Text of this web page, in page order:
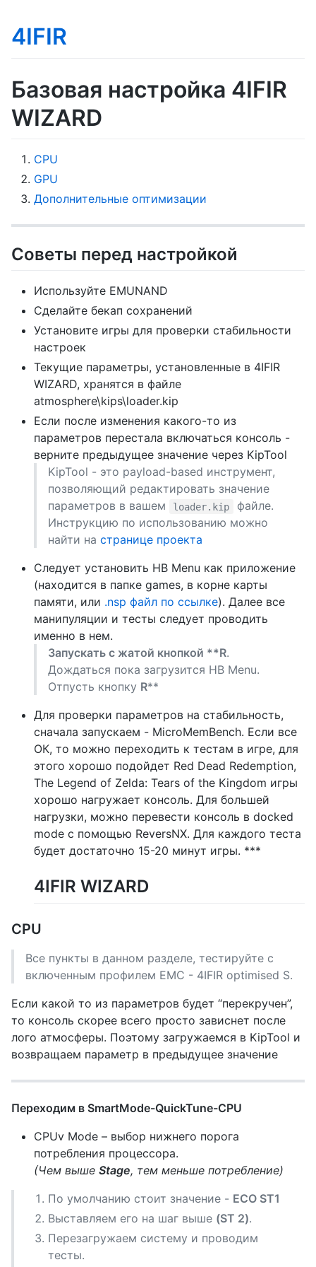
4IFIR
Базовая настройка 4IFIR
WIZARD
CPU
GPU
Дополнительные оптимизации
Советы перед настройкой
Используйте EMUNAND
Сделайте бекап сохранений
Установите игры для проверки стабильности
настроек
Текущие параметры, установленные в 4IFIR
WIZARD, хранятся в файле
atmosphere\kips\loader.kip
Если после изменения какого-то из
параметров перестала включаться консоль -
верните предыдущее значение через KipTool
KipTool - это payload-based инструмент,
позволяющий редактировать значение
параметров в вашем
loader.kip
файле.
Инструкцию по использованию можно
найти на странице проекта
Следует установить HB Menu как приложение
(находится в папке games, в корне карты
памяти, или .nsp файл по ссылке). Далее все
манипуляции и тесты следует проводить
именно в нем.
Запускать с жатой кнопкой **R.
Дождаться пока загрузится HB Menu.
Отпусть кнопку R**
Для проверки параметров на стабильность,
сначала запускаем - MicroMemBench. Если все
ОК, то можно переходить к тестам в игре, для
этого хорошо подойдет Red Dead Redemption,
The Legend of Zelda: Tears of the Kingdom игры
хорошо нагружает консоль. Для большей
нагрузки, можно перевести консоль в docked
mode с помощью ReversNX. Для каждого теста
будет достаточно 15-20 минут игры. ***
4IFIR WIZARD
CPU
Все пункты в данном разделе, тестируйте с
включенным профилем EMC - 4IFIR optimised S.
Если какой то из параметров будет “перекручен”,
то консоль скорее всего просто зависнет после
лого атмосферы. Поэтому загружаемся в KipTool и
возвращаем параметр в предыдущее значение
Переходим в SmartMode-QuickTune-СPU
CPUv Mode – выбор нижнего порога
потребления процессора.
(Чем выше Stage, тем меньше потребление)
По умолчанию стоит значение - ECO ST1
Выставляем его на шаг выше (ST 2).
Перезагружаем систему и проводим
тесты.